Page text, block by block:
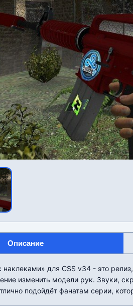
Описание
наклеками» для CSS v34 - это
изменить модели рук. Звуки,
подойдëт фанатам серии,